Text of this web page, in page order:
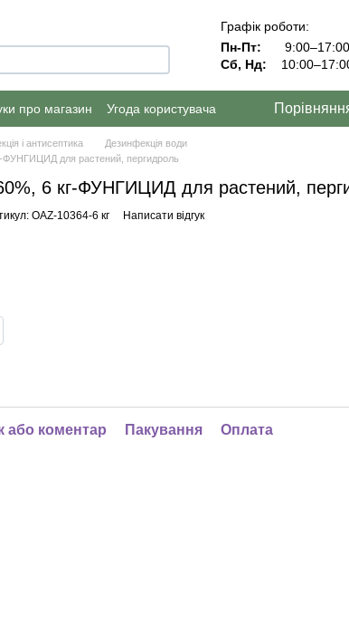
Графік роботи:
Пн-Пт:
9:00–17:00
Сб, Нд:
про магазин Угода користувача
і антисептика
Дезинфекція води
ФУНГИЦИД для растений, пергидроль
6 кг-ФУНГИЦИД для растений,
OAZ-10364-6 кг Написати відгук
або коментар Пакування Оплата